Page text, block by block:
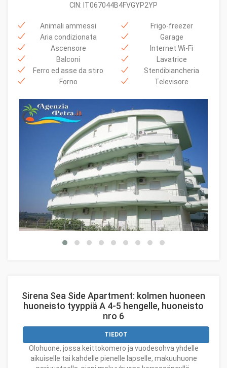
CIN: IT067044B4FVGYP2YP
Animali ammessi
Aria condizionata
Ascensore
Balconi
Ferro ed asse da stiro
Forno
Frigo-freezer
Garage
Internet Wi-Fi
Lavatrice
Stendibiancheria
Televisore
Sirena Sea Side Apartment: kolmen huoneen
huoneisto tyyppiä A 4-5 hengelle, huoneisto
nro 6
TIEDOT
Olohuone, jossa keittokomero ja vuodesohva yhdelle
aikuiselle tai kahdelle pienelle lapselle, makuuhuone